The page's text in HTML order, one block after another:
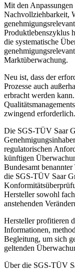
Mit den
Nachvollziehbarkeit,
Produktlebenszyklus
die systematische
Marktüberwachung.
Neu ist, dass der
Prozesse auch
erbracht werden
zwingend erforderlich.
Die SGS-TÜV Saar
regulatorischen
künftigen
Bundesamt
die SGS-TÜV Saar
Hersteller sowohl
anstehenden
Hersteller profitieren
Informationen,
Begleitung, um sich
geltenden
Über die SGS-TÜV